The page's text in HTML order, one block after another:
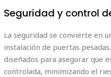
Seguridad y control
La seguridad se convierte en
instalación de puertas
diseñados para asegurar que
controlada, minimizando el